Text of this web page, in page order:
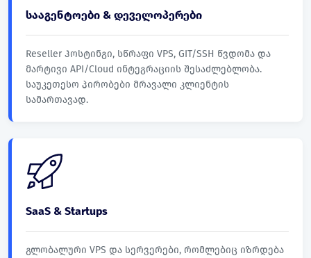
სააგენტოები & დეველოპერები
Reseller ჰოსტინგი, სწრაფი VPS, GIT/SSH წვდომა და
მარტივი API/Cloud ინტეგრაციის შესაძლებლობა.
საუკეთესო პირობები მრავალი კლიენტის
სამართავად.
SaaS & Startups
გლობალური VPS და სერვერები, რომლებიც იზრდება